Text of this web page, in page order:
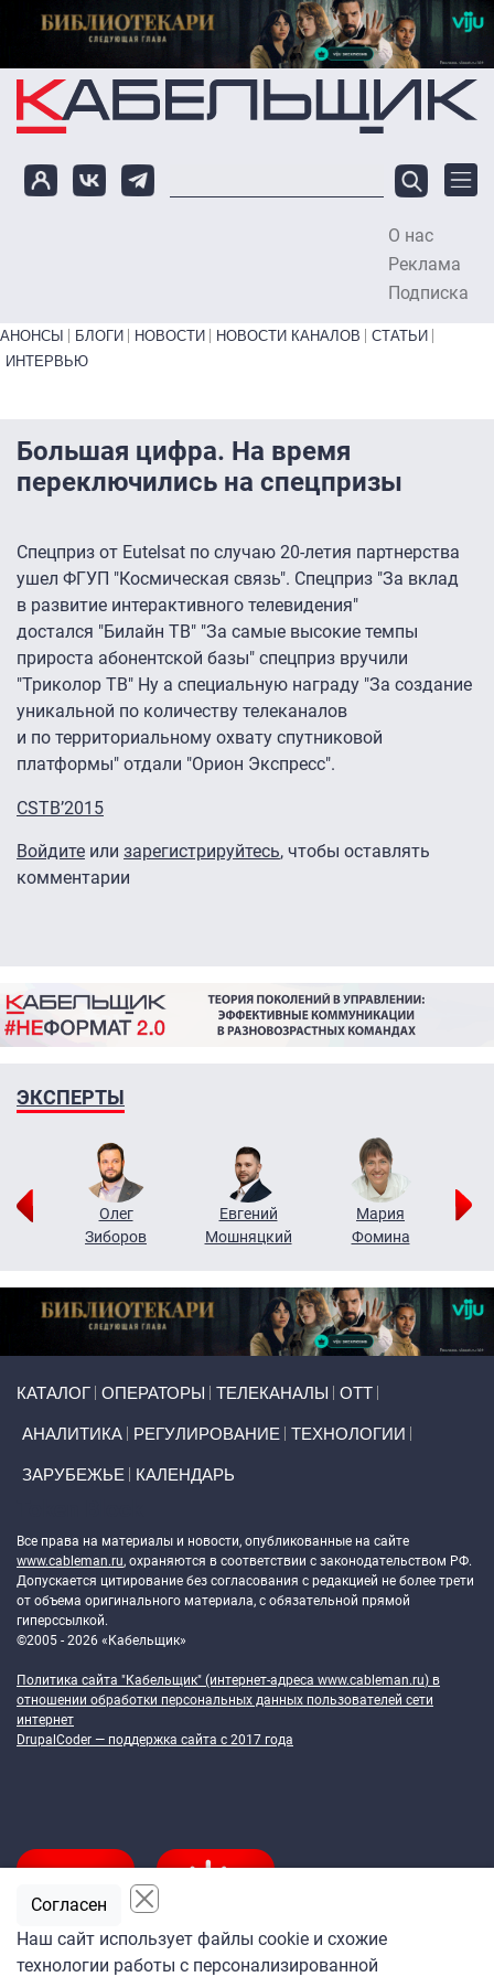
Перейти к основному содержанию
О нас
Реклама
Подписка
Primary links bottom
АНОНСЫ БЛОГИ НОВОСТИ НОВОСТИ КАНАЛОВ
СТАТЬИ
ИНТЕРВЬЮ
Большая цифра. На время
переключились на спецпризы
Спецприз от Eutelsat по случаю 20-летия партнерства
ушел ФГУП "Космическая связь". Спецприз "За вклад
в развитие интерактивного телевидения"
достался "Билайн ТВ" "За самые высокие темпы
прироста абонентской базы" спецприз вручили
"Триколор ТВ" Ну а специальную награду "За создание
уникальной по количеству телеканалов
и по территориальному охвату спутниковой
платформы" отдали "Орион Экспресс".
CSTB’2015
Войдите или зарегистрируйтесь, чтобы оставлять
комментарии
ЭКСПЕРТЫ
Олег
Зиборов
Евгений
Мошняцкий
Мария
Фомина
КАТАЛОГ ОПЕРАТОРЫ ТЕЛЕКАНАЛЫ ОТТ
АНАЛИТИКА РЕГУЛИРОВАНИЕ ТЕХНОЛОГИИ
ЗАРУБЕЖЬЕ КАЛЕНДАРЬ
Все права на материалы и новости, опубликованные на сайте
www.cableman.ru, охраняются в соответствии с законодательством РФ.
Допускается цитирование без согласования с редакцией не более трети
от объема оригинального материала, с обязательной прямой
гиперссылкой.
©2005 - 2026 «Кабельщик»
Политика сайта "Кабельщик" (интернет-адреса www.cableman.ru) в
отношении обработки персональных данных пользователей сети
интернет
DrupalCoder — поддержка сайта c 2017 года
Наш сайт использует файлы cookie и схожие
технологии работы с персонализированной
Согласен